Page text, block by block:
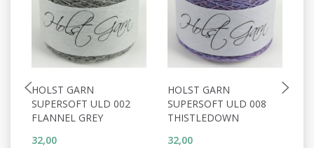
HOLST GARN
SUPERSOFT ULD 002
FLANNEL GREY
32,00
HOLST GARN
SUPERSOFT ULD 008
THISTLEDOWN
32,00